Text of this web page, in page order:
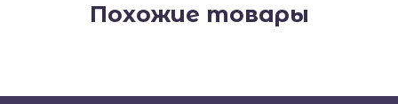
Похожие товары